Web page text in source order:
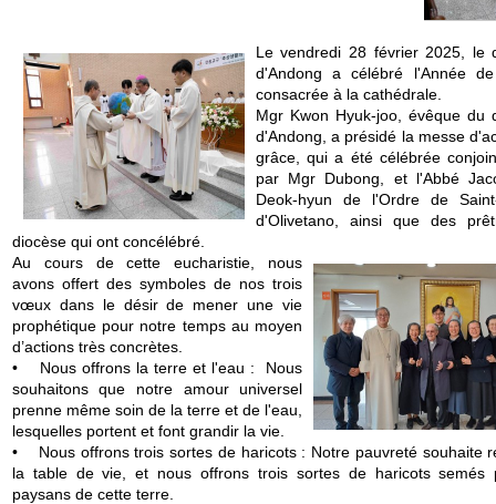
Le vendredi 28 février 2025, le
d'Andong a célébré l'Année
consacrée à la cathédrale.
Mgr Kwon Hyuk-joo, évêque du
d'Andong, a présidé la messe
grâce, qui a été célébrée
par Mgr Dubong, et l'Abbé
Deok-hyun de l'Ordre de
d'Olivetano, ainsi que des
diocèse qui ont concélébré.
Au cours de cette eucharistie, nous
avons offert des symboles de nos trois
vœux dans le désir de mener une vie
prophétique pour notre temps au moyen
d’actions très concrètes.
• Nous offrons la terre et l'eau : Nous
souhaitons que notre amour universel
prenne même soin de la terre et de l'eau,
lesquelles portent et font grandir la vie.
• Nous offrons trois sortes de haricots : Notre pauvreté souhaite
la table de vie, et nous offrons trois sortes de haricots semés
paysans de cette terre.